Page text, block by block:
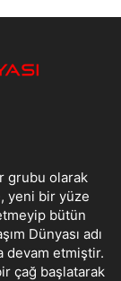
grubu olarak
yeni bir yüze
bütün
Dünyası adı
devam etmiştir.
çağ başlatarak